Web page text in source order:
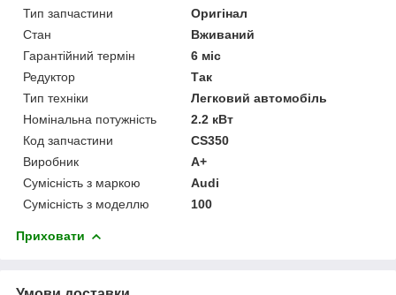
Тип запчастини
Оригінал
Стан
Вживаний
Гарантійний термін
6 міс
Редуктор
Так
Тип техніки
Легковий автомобіль
Номінальна потужність
2.2 кВт
Код запчастини
CS350
Виробник
A+
Сумісність з маркою
Audi
Сумісність з моделлю
100
Приховати